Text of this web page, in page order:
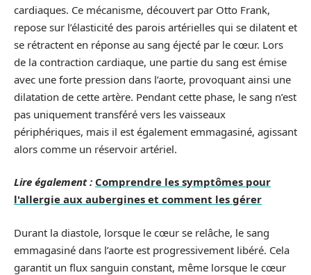
cardiaques. Ce mécanisme, découvert par Otto Frank,
repose sur l’élasticité des parois artérielles qui se dilatent et
se rétractent en réponse au sang éjecté par le cœur. Lors
de la contraction cardiaque, une partie du sang est émise
avec une forte pression dans l’aorte, provoquant ainsi une
dilatation de cette artère. Pendant cette phase, le sang n’est
pas uniquement transféré vers les vaisseaux
périphériques, mais il est également emmagasiné, agissant
alors comme un réservoir artériel.
Lire également : Comprendre les symptômes pour
l'allergie aux aubergines et comment les gérer
Durant la diastole, lorsque le cœur se relâche, le sang
emmagasiné dans l’aorte est progressivement libéré. Cela
garantit un flux sanguin constant, même lorsque le cœur